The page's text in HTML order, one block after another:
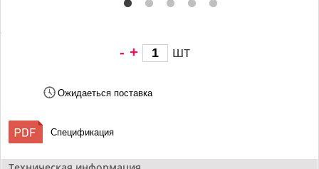
- + шт
Ожидаеться поставка
Спецификация